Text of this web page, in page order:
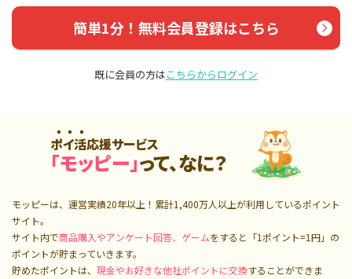
簡単1分！無料会員登録はこちら
既に会員の方はこちらからログイン
ポイ活応援サービス
「モッピー」って、なに？
モッピーは、運営実績20年以上！累計1,400万人以上が利用しているポイント
サイト。
サイト内で商品購入やアンケート回答、ゲームをすると「1ポイント=1円」の
ポイントが貯まっていきます。
貯めたポイントは、 現金やお好きな他社ポイントに交換することができま